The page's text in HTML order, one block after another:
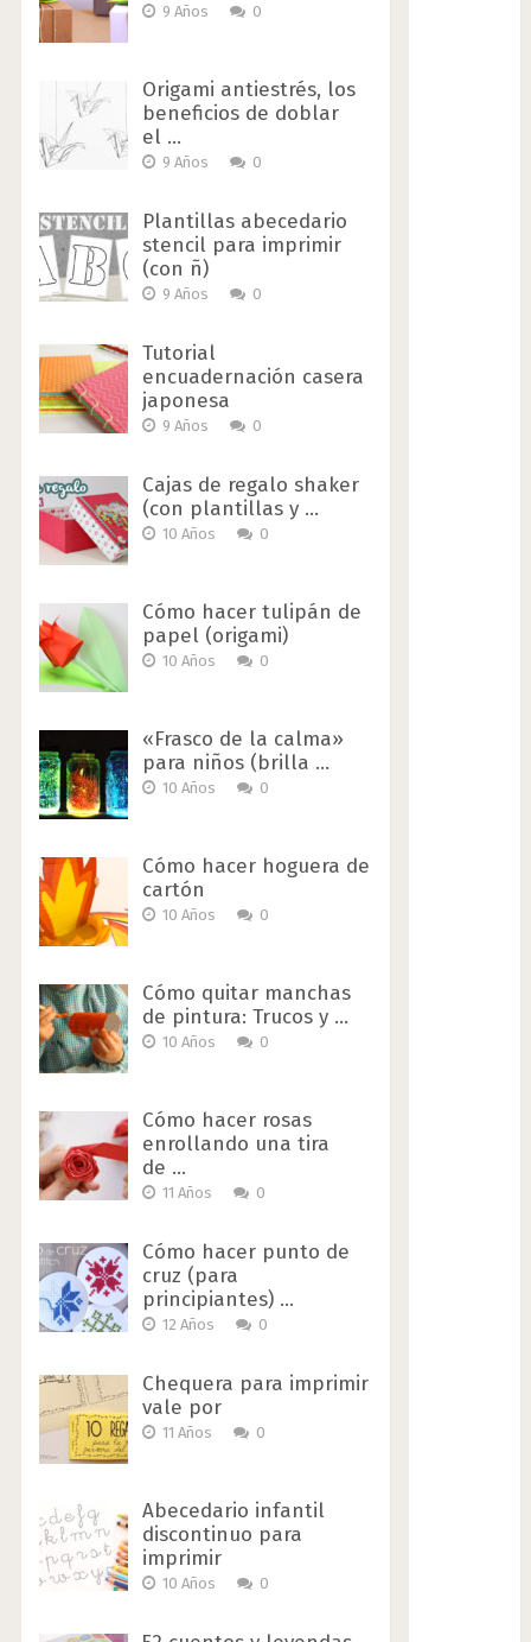
9 Años 0
Origami antiestrés, los
beneficios de doblar
el …
9 Años 0
Plantillas abecedario
stencil para imprimir
(con ñ)
9 Años 0
Tutorial
encuadernación casera
japonesa
9 Años 0
Cajas de regalo shaker
(con plantillas y …
10 Años 0
Cómo hacer tulipán de
papel (origami)
10 Años 0
«Frasco de la calma»
para niños (brilla …
10 Años 0
Cómo hacer hoguera de
cartón
10 Años 0
Cómo quitar manchas
de pintura: Trucos y …
10 Años 0
Cómo hacer rosas
enrollando una tira
de …
11 Años 0
Cómo hacer punto de
cruz (para
principiantes) …
12 Años 0
Chequera para imprimir
vale por
11 Años 0
Abecedario infantil
discontinuo para
imprimir
10 Años 0